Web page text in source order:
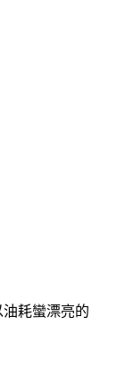
耗蠻漂亮的